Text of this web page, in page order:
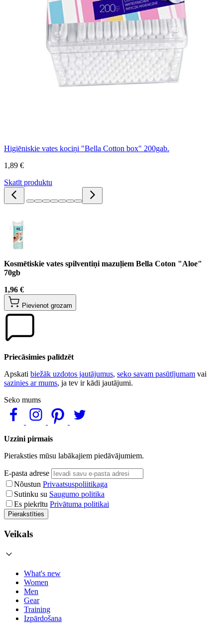
Higiēniskie vates kociņi "Bella Cotton box" 200gab.
1,89 €
Skatīt produktu
Kosmētiskie vates spilventiņi mazuļiem Bella Coton "Aloe"
70gb
1,96 €
Pievienot grozam
Priecāsimies palīdzēt
Apskati biežāk uzdotos jautājumus, seko savam pasūtījumam vai
sazinies ar mums, ja tev ir kādi jautājumi.
Seko mums
Uzzini pirmais
Pieraksties mūsu labākajiem piedāvājumiem.
E-pasta adrese
Nõustun Privaatsuspoliitikaga
Sutinku su Saugumo politika
Es piekrītu Privātuma politikai
Pierakstīties
Veikals
What's new
Women
Men
Gear
Training
Izpārdošana